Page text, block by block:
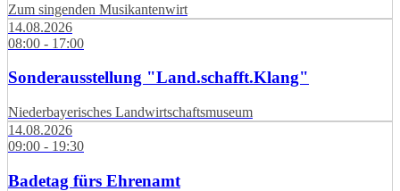
Zum singenden Musikantenwirt
14.08.2026
08:00 - 17:00
Sonderausstellung "Land.schafft.Klang"
Niederbayerisches Landwirtschaftsmuseum
14.08.2026
09:00 - 19:30
Badetag fürs Ehrenamt